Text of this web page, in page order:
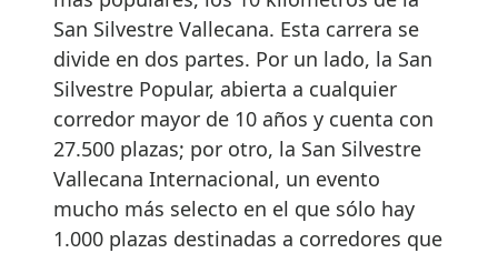
San Silvestre Vallecana. Esta carrera se
divide en dos partes. Por un lado, la San
Silvestre Popular, abierta a cualquier
corredor mayor de 10 años y cuenta con
27.500 plazas; por otro, la San Silvestre
Vallecana Internacional, un evento
mucho más selecto en el que sólo hay
1.000 plazas destinadas a corredores que